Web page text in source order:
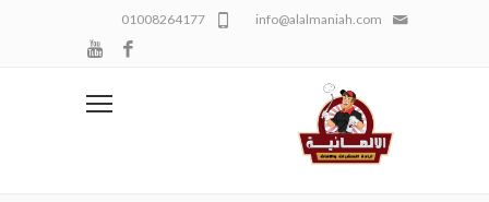
info@alalmaniah.com
01008264177